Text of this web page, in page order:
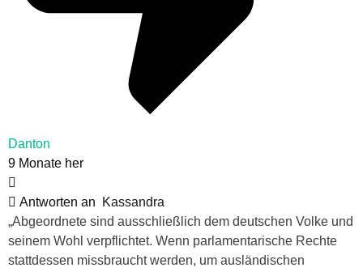
Danton
9 Monate her
Antworten an
Kassandra
„Abgeordnete sind ausschließlich dem deutschen Volke und
seinem Wohl verpflichtet. Wenn parlamentarische Rechte
stattdessen missbraucht werden, um ausländischen